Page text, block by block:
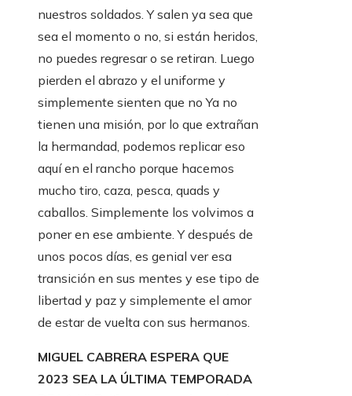
nuestros soldados. Y salen ya sea que
sea el momento o no, si están heridos,
no puedes regresar o se retiran. Luego
pierden el abrazo y el uniforme y
simplemente sienten que no Ya no
tienen una misión, por lo que extrañan
la hermandad, podemos replicar eso
aquí en el rancho porque hacemos
mucho tiro, caza, pesca, quads y
caballos. Simplemente los volvimos a
poner en ese ambiente. Y después de
unos pocos días, es genial ver esa
transición en sus mentes y ese tipo de
libertad y paz y simplemente el amor
de estar de vuelta con sus hermanos.
MIGUEL CABRERA ESPERA QUE
2023 SEA LA ÚLTIMA TEMPORADA